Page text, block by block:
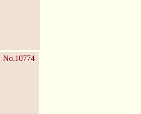
No.10774